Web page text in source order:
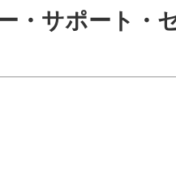
・サポート・